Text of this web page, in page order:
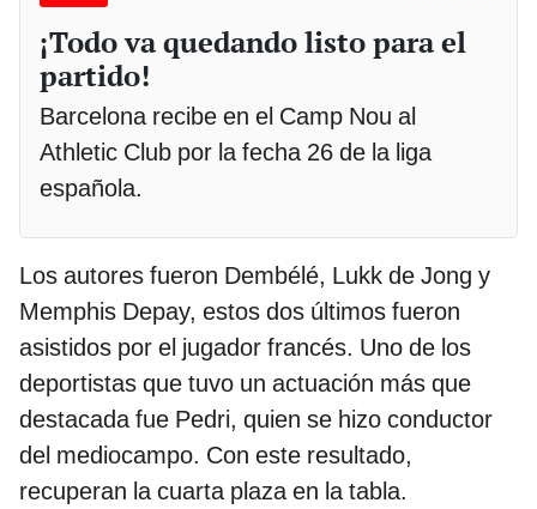
¡Todo va quedando listo para el
partido!
Barcelona recibe en el Camp Nou al
Athletic Club por la fecha 26 de la liga
española.
Los autores fueron Dembélé, Lukk de Jong y
Memphis Depay, estos dos últimos fueron
asistidos por el jugador francés. Uno de los
deportistas que tuvo un actuación más que
destacada fue Pedri, quien se hizo conductor
del mediocampo. Con este resultado,
recuperan la cuarta plaza en la tabla.